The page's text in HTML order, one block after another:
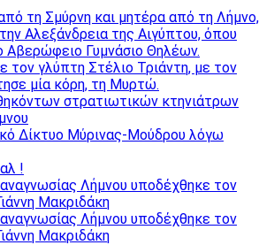
τη Σμύρνη και μητέρα από τη Λήμνο,
Αλεξάνδρεια της Αιγύπτου, όπου
Αβερώφειο Γυμνάσιο Θηλέων.
τον γλύπτη Στέλιο Τριάντη, με τον
μία κόρη, τη Μυρτώ.
στρατιωτικών κτηνιάτρων
Δίκτυο Μύρινας-Μούδρου λόγω
!
Λήμνου υποδέχθηκε τον
Μακριδάκη
Λήμνου υποδέχθηκε τον
Μακριδάκη